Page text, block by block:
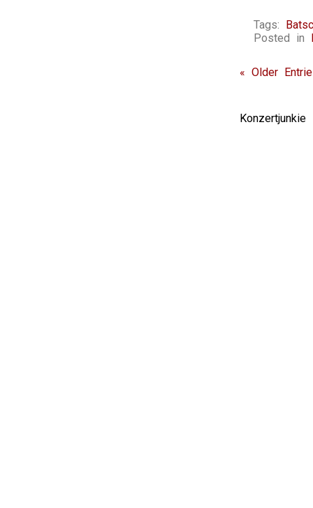
Tags:
Posted in
« Older